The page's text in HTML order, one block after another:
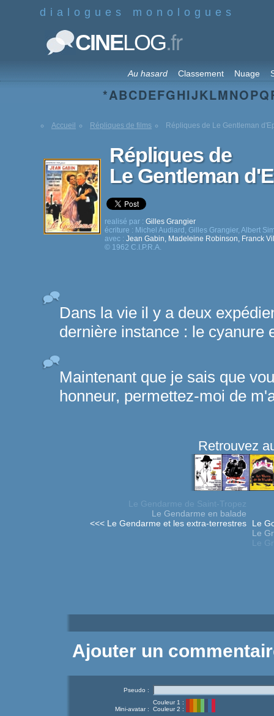
dialogues monologues
CINELOG.fr
Au hasard Classement Nuage
*ABCDEFGHIJKLMNOPQ
Accueil Répliques de films Répliques de Le Gentleman
Répliques de
Le Gentleman
realisé par : Gilles Grangier
écriture : Michel Audiard , Gilles Grangier, Albert
avec : Jean Gabin, Madeleine Robinson, Franck
© 1962 C.I.P.R.A.
Dans la vie il y a deux
dernière instance : le cyanure
Maintenant que je sais que
honneur, permettez-moi de
Retrouvez
Le Gendarme de Saint-Tropez
Le Gendarme en balade
<<< Le Gendarme et les extra-terrestres
Le
Le
Le
Ajouter un
Pseudo :
Mini-avatar :
Couleur 1 :
Couleur 2 :